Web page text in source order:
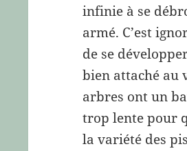
infinie à se
armé. C’est
de se
bien attaché au
arbres ont un
trop lente pour
la variété des